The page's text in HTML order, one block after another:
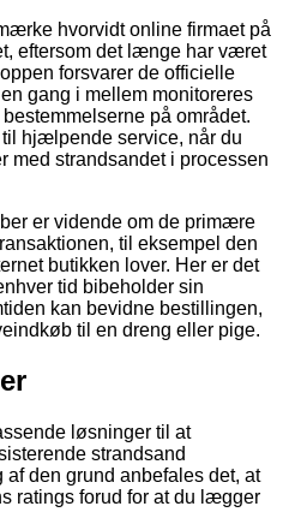
hvorvidt online firmaet på
eftersom det længe har været
forsvarer de officielle
gang i mellem monitoreres
på området.
hjælpende service, når du
med strandsandet i processen
er vidende om de primære
til eksempel den
butikken lover. Her er det
tid bibeholder sin
kan bevidne bestillingen,
til en dreng eller pige.
løsninger til at
strandsand
den grund anbefales det, at
ratings forud for at du lægger